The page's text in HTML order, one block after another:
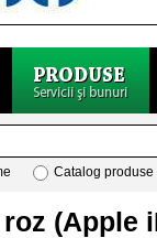
Catalog produse
(Apple